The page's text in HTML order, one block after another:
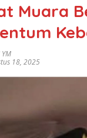
Muara
18, 2025